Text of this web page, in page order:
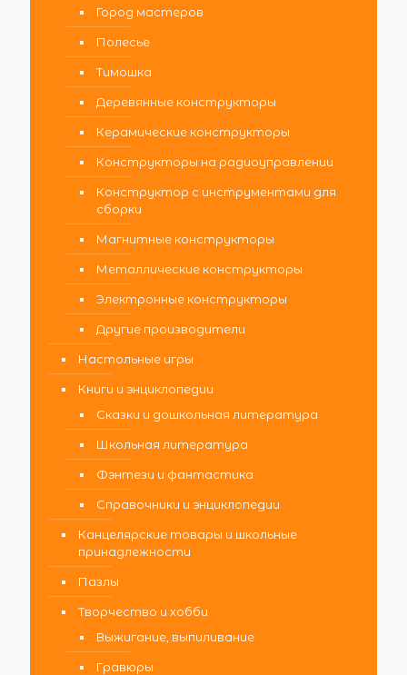
Город мастеров
Полесье
Тимошка
Деревянные конструкторы
Керамические конструкторы
Конструкторы на радиоуправлении
Конструктор с инструментами для
сборки
Магнитные конструкторы
Металлические конструкторы
Электронные конструкторы
Другие производители
Настольные игры
Книги и энциклопедии
Сказки и дошкольная литература
Школьная литература
Фэнтези и фантастика
Справочники и энциклопедии
Канцелярские товары и школьные
принадлежности
Пазлы
Творчество и хобби
Выжигание, выпиливание
Гравюры